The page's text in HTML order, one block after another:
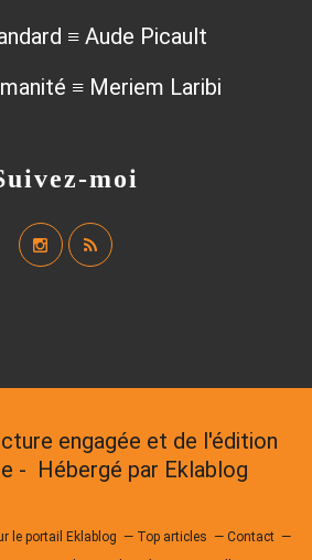
moi
≡ Aude Picault
≡ Meriem Laribi
engagée et de l'édition
- Hébergé par Eklablog
le portail Eklablog Top articles
Contact